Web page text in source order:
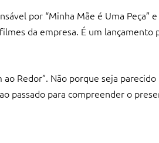
por “Minha Mãe é Uma Peça”
da empresa. É um
Redor”. Não porque seja
passado para compreender o